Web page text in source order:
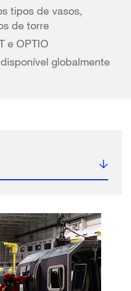
tipos de vasos,
de torre
e OPTIO
globalmente